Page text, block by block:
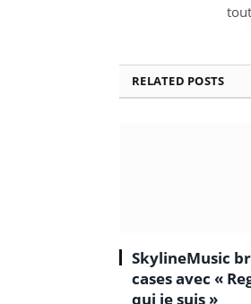
RELATED POSTS
SkylineMusic
cases avec «
qui je suis »